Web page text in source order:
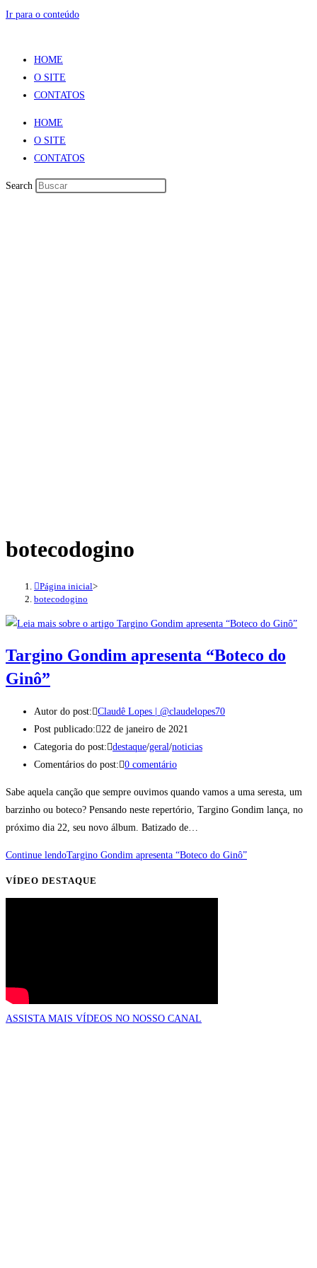
Ir para o conteúdo
HOME
O SITE
CONTATOS
HOME
O SITE
CONTATOS
Search
botecodogino
Página inicial>
botecodogino
Targino Gondim apresenta “Boteco do
Ginô”
Autor do post: Claudê Lopes | @claudelopes70
Post publicado: 22 de janeiro de 2021
Categoria do post: destaque/geral/noticias
Comentários do post: 0 comentário
Sabe aquela canção que sempre ouvimos quando vamos a uma seresta, um
barzinho ou boteco? Pensando neste repertório, Targino Gondim lança, no
próximo dia 22, seu novo álbum. Batizado de…
Continue lendoTargino Gondim apresenta “Boteco do Ginô”
VÍDEO DESTAQUE
ASSISTA MAIS VÍDEOS NO NOSSO CANAL